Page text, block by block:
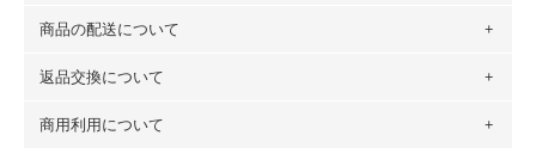
場合 → 購入数量「7」
・現在、すべてのデザインのプリントに使用している生地は
ットン（ダブルガーゼ）・100％コットン（ローン）・コッ
トンリネン（ビエラ織）・100％コットン（ツイル）・
100％コットン（キャンバス・11号帆布）です。
商品の配送について
・ネコポスでの配送は、布は2mまで型紙は2個までとなりま
も送料の表示が600円となり宅急便での配送となります。
返品交換について
・布はご注文後に注文数量のみをプリントするため、
購入後
商用利用について